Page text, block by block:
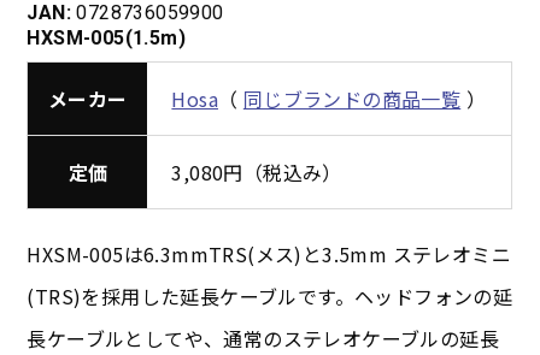
JAN: 0728736059900
HXSM-005(1.5m)
メーカー Hosa （ 同じブランドの商品一覧 ）
定価 3,080円（税込み）
HXSM-005は6.3mmTRS(メス)と3.5mm ステレオミニ
(TRS)を採用した延長ケーブルです。ヘッドフォンの延
長ケーブルとしてや、通常のステレオケーブルの延長